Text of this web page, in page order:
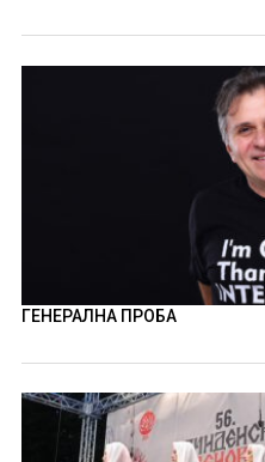
ГЕНЕРАЛНА ПРОБА